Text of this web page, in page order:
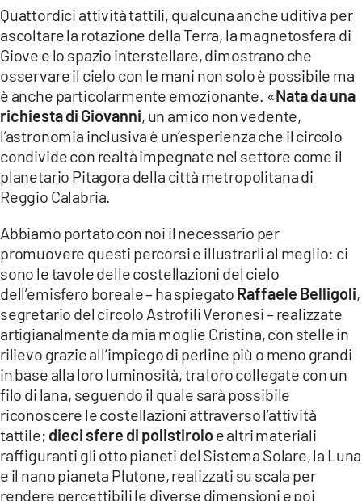
LACAPITALENEWS.IT
App
ANDROID
APPLE
Quattordici attività tattili, qualcuna anche uditiva per
ascoltare la rotazione della Terra, la magnetosfera di
Giove e lo spazio interstellare, dimostrano che
osservare il cielo con le mani non solo è possibile ma
è anche particolarmente emozionante. «Nata da una
richiesta di Giovanni, un amico non vedente,
l’astronomia inclusiva è un’esperienza che il circolo
condivide con realtà impegnate nel settore come il
planetario Pitagora della città metropolitana di
Reggio Calabria.
Abbiamo portato con noi il necessario per
promuovere questi percorsi e illustrarli al meglio: ci
sono le tavole delle costellazioni del cielo
dell’emisfero boreale – ha spiegato Raffaele Belligoli,
segretario del circolo Astrofili Veronesi – realizzate
artigianalmente da mia moglie Cristina, con stelle in
rilievo grazie all’impiego di perline più o meno grandi
in base alla loro luminosità, tra loro collegate con un
filo di lana, seguendo il quale sarà possibile
riconoscere le costellazioni attraverso l’attività
tattile; dieci sfere di polistiroloe altri materiali
raffiguranti gli otto pianeti del Sistema Solare, la Luna
e il nano pianeta Plutone, realizzati su scala per
rendere percettibili le diverse dimensioni e poi